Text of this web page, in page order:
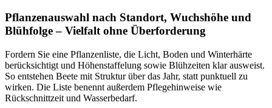
Pflanzenauswahl nach Standort, Wuchshöhe und
Blühfolge – Vielfalt ohne Überforderung
Fordern Sie eine Pflanzenliste, die Licht, Boden und Winterhärte
berücksichtigt und Höhenstaffelung sowie Blühzeiten klar ausweist.
So entstehen Beete mit Struktur über das Jahr, statt punktuell zu
wirken. Die Liste benennt außerdem Pflegehinweise wie
Rückschnittzeit und Wasserbedarf.